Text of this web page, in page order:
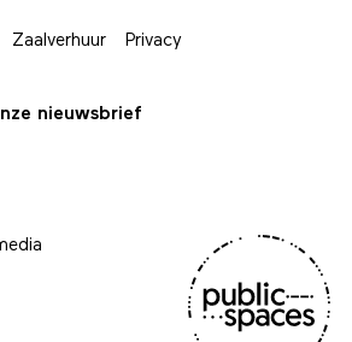
Zaalverhuur Privacy
nieuwsbrief